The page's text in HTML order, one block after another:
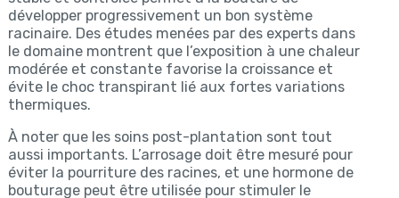
développer progressivement un bon système
racinaire. Des études menées par des experts dans
le domaine montrent que l’exposition à une chaleur
modérée et constante favorise la croissance et
évite le choc transpirant lié aux fortes variations
thermiques.
À noter que les soins post-plantation sont tout
aussi importants. L’arrosage doit être mesuré pour
éviter la pourriture des racines, et une hormone de
bouturage peut être utilisée pour stimuler le